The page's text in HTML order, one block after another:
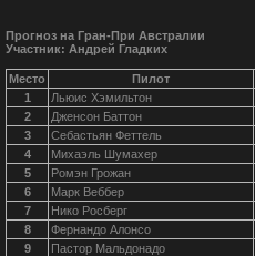
Прогноз на Гран-При Австралии
Участник: Андрей Гладких
Место Пилот
1
Льюис Хэмильтон
2
Дженсон Баттон
3
Себастьян Феттель
4
Михаэль Шумахер
5
Ромэн Грожан
6
Марк Веббер
7
Нико Росберг
8
Фернандо Алонсо
9
Пастор Мальдонадо